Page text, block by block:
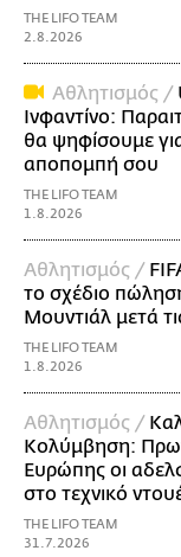
THE LIFO TEAM
2.8.2026
Αθλητισμός /
Ινφαντίνο:
θα ψηφίσουμε
αποπομπή σου
THE LIFO TEAM
1.8.2026
Αθλητισμός /
το σχέδιο
Μουντιάλ μετά
THE LIFO TEAM
1.8.2026
Αθλητισμός /
Κολύμβηση:
Ευρώπης οι
στο τεχνικό
THE LIFO TEAM
31.7.2026